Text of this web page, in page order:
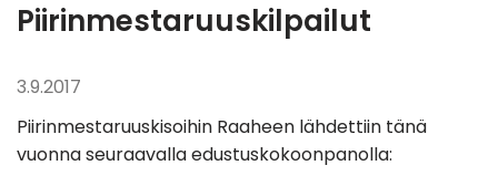
Piirinmestaruuskilpailut
3.9.2017
Piirinmestaruuskisoihin Raaheen lähdettiin tänä
vuonna seuraavalla edustuskokoonpanolla: